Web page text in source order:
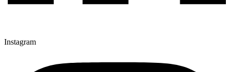
Instagram